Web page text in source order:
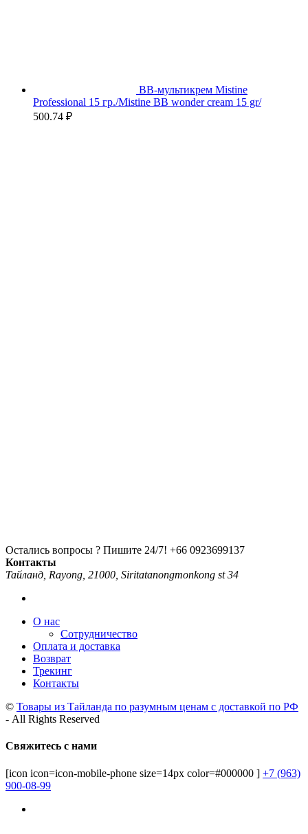
BB-мультикрем Mistine
Professional 15 гр./Mistine BB wonder cream 15 gr/
500.74 ₽
Остались вопросы ? Пишите 24/7! +66 0923699137
Контакты
Тайланд, Rayong, 21000, Siritatanongmonkong st 34
О нас
Сотрудничество
Оплата и доставка
Возврат
Трекинг
Контакты
© Товары из Тайланда по разумным ценам с доставкой по РФ
- All Rights Reserved
Свяжитесь с нами
[icon icon=icon-mobile-phone size=14px color=#000000 ] +7 (963)
900-08-99